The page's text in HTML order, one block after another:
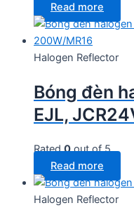
Read more
Halogen Reflector
Bóng đèn
EJL,
Rated0out of 5
Read more
Halogen Reflector